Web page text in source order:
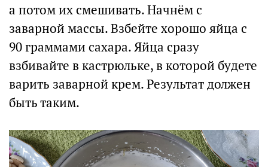
а потом их смешивать. Начнём с
заварной массы. Взбейте хорошо яйца с
90 граммами сахара. Яйца сразу
взбивайте в кастрюльке, в которой будете
варить заварной крем. Результат должен
быть таким.